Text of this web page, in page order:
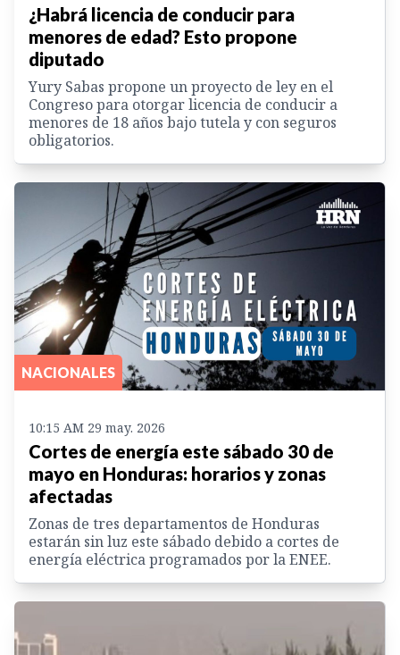
¿Habrá licencia de conducir para
menores de edad? Esto propone
diputado
Yury Sabas propone un proyecto de ley en el
Congreso para otorgar licencia de conducir a
menores de 18 años bajo tutela y con seguros
obligatorios.
NACIONALES
10:15 AM 29 may. 2026
Cortes de energía este sábado 30 de
mayo en Honduras: horarios y zonas
afectadas
Zonas de tres departamentos de Honduras
estarán sin luz este sábado debido a cortes de
energía eléctrica programados por la ENEE.